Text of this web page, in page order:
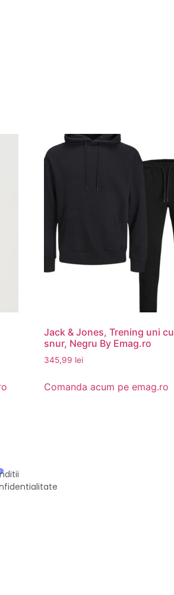
Jack & Jones, Trening uni cu
snur, Negru By Emag.ro
345,99 lei
Comanda acum pe emag.ro